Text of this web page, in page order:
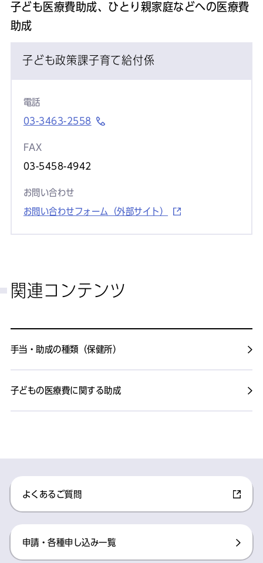
子ども医療費助成、ひとり親家庭などへの医療費
助成
子ども政策課子育て給付係
電話
03-3463-2558
FAX
03-5458-4942
お問い合わせ
お問い合わせフォーム（外部サイト）
関連コンテンツ
手当・助成の種類（保健所）
子どもの医療費に関する助成
よくあるご質問
申請・各種申し込み一覧